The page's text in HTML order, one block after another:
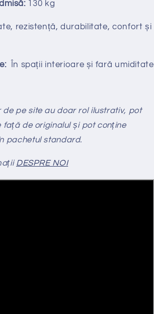
130 kg
rezistență, durabilitate, confort și
În spații interioare și fară umiditate
de pe site au doar rol ilustrativ, pot
față de originalul și pot conține
pachetul standard.
DESPRE NOI